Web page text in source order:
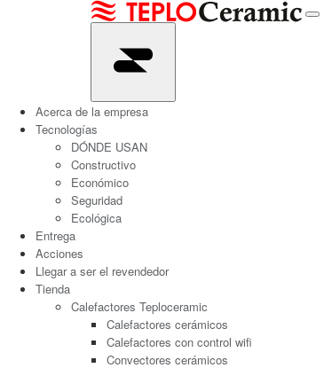
Acerca de la empresa
Tecnologías
DÓNDE USAN
Constructivo
Económico
Seguridad
Ecológica
Entrega
Acciones
Llegar a ser el revendedor
Tienda
Calefactores Teploceramic
Calefactores cerámicos
Calefactores con control wifi
Convectores cerámicos